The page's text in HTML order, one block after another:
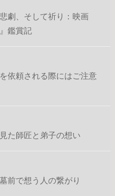
劇、そして祈り：映画
鑑賞記
依頼される際にはご注意
た師匠と弟子の想い
前で想う人の繋がり